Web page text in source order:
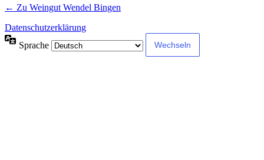
← Zu Weingut Wendel Bingen
Datenschutzerklärung
Sprache